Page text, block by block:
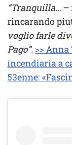
“Tranquilla… –
rincarando
voglio farle
Pago”. >> Anna
incendiaria a
53enne: